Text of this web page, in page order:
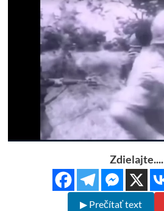
Zdielajte....
▶ Prečítať text